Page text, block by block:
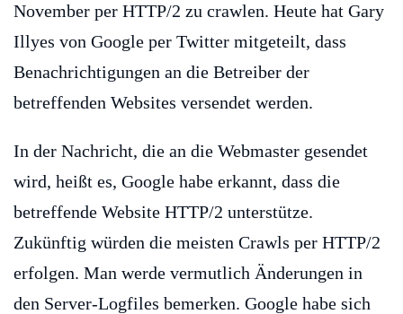
November per HTTP/2 zu crawlen. Heute hat Gary
Illyes von Google per Twitter mitgeteilt, dass
Benachrichtigungen an die Betreiber der
betreffenden Websites versendet werden.
In der Nachricht, die an die Webmaster gesendet
wird, heißt es, Google habe erkannt, dass die
betreffende Website HTTP/2 unterstütze.
Zukünftig würden die meisten Crawls per HTTP/2
erfolgen. Man werde vermutlich Änderungen in
den Server-Logfiles bemerken. Google habe sich